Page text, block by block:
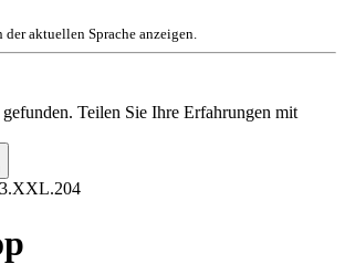
aktuellen Sprache anzeigen.
Teilen Sie Ihre Erfahrungen mit